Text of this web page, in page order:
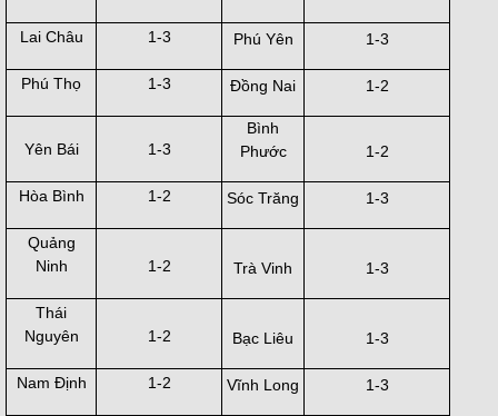
Lai Châu 1-3 Phú Yên 1-3
Phú Thọ 1-3 Đồng Nai 1-2
Yên Bái 1-3
Bình
Phước
1-2
Hòa Bình 1-2 Sóc Trăng 1-3
Quảng
Ninh
1-2 Trà Vinh 1-3
Thái
Nguyên
1-2 Bạc Liêu 1-3
Nam Định 1-2 Vĩnh Long 1-3